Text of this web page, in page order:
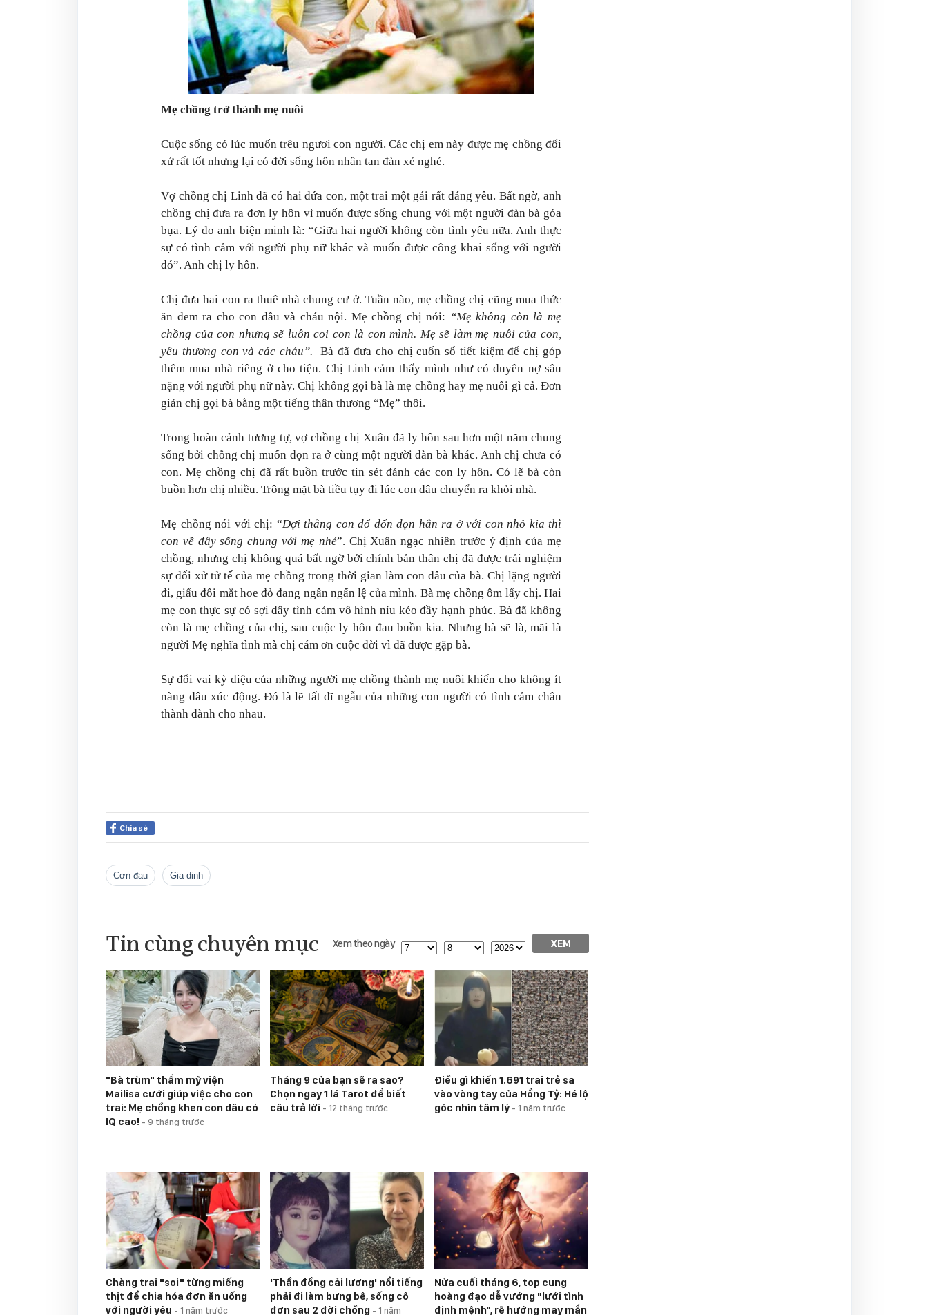
Mẹ chồng trở thành mẹ nuôi
Cuộc sống có lúc muốn trêu ngươi con người. Các chị em này được mẹ chồng đối
xử rất tốt nhưng lại có đời sống hôn nhân tan đàn xẻ nghé.
Vợ chồng chị Linh đã có hai đứa con, một trai một gái rất đáng yêu. Bất ngờ, anh
chồng chị đưa ra đơn ly hôn vì muốn được sống chung với một người đàn bà góa
bụa. Lý do anh biện minh là: “Giữa hai người không còn tình yêu nữa. Anh thực
sự có tình cảm với người phụ nữ khác và muốn được công khai sống với người
đó”. Anh chị ly hôn.
Chị đưa hai con ra thuê nhà chung cư ở. Tuần nào, mẹ chồng chị cũng mua thức
ăn đem ra cho con dâu và cháu nội. Mẹ chồng chị nói: “Mẹ không còn là mẹ
chồng của con nhưng sẽ luôn coi con là con mình. Mẹ sẽ làm mẹ nuôi của con,
yêu thương con và các cháu”.Bà đã đưa cho chị cuốn sổ tiết kiệm để chị góp
thêm mua nhà riêng ở cho tiện. Chị Linh cảm thấy mình như có duyên nợ sâu
nặng với người phụ nữ này. Chị không gọi bà là mẹ chồng hay mẹ nuôi gì cả. Đơn
giản chị gọi bà bằng một tiếng thân thương “Mẹ” thôi.
Trong hoàn cảnh tương tự, vợ chồng chị Xuân đã ly hôn sau hơn một năm chung
sống bởi chồng chị muốn dọn ra ở cùng một người đàn bà khác. Anh chị chưa có
con. Mẹ chồng chị đã rất buồn trước tin sét đánh các con ly hôn. Có lẽ bà còn
buồn hơn chị nhiều. Trông mặt bà tiều tụy đi lúc con dâu chuyển ra khỏi nhà.
Mẹ chồng nói với chị: “Đợi thằng con đổ đốn dọn hẳn ra ở với con nhỏ kia thì
con về đây sống chung với mẹ nhé”. Chị Xuân ngạc nhiên trước ý định của mẹ
chồng, nhưng chị không quá bất ngờ bởi chính bản thân chị đã được trải nghiệm
sự đối xử tử tế của mẹ chồng trong thời gian làm con dâu của bà. Chị lặng người
đi, giấu đôi mắt hoe đỏ đang ngân ngấn lệ của mình. Bà mẹ chồng ôm lấy chị. Hai
mẹ con thực sự có sợi dây tình cảm vô hình níu kéo đầy hạnh phúc. Bà đã không
còn là mẹ chồng của chị, sau cuộc ly hôn đau buồn kia. Nhưng bà sẽ là, mãi là
người Mẹ nghĩa tình mà chị cám ơn cuộc đời vì đã được gặp bà.
Sự đổi vai kỳ diệu của những người mẹ chồng thành mẹ nuôi khiến cho không ít
nàng dâu xúc động. Đó là lẽ tất dĩ ngẫu của những con người có tình cảm chân
thành dành cho nhau.
Chia sẻ
cơn đau gia dinh
Tin cùng chuyên mục Xem theo ngày XEM
"Bà trùm" thẩm mỹ viện
Mailisa cưới giúp việc cho con
trai: Mẹ chồng khen con dâu có
IQ cao! - 9 tháng trước
Tháng 9 của bạn sẽ ra sao?
Chọn ngay 1 lá Tarot để biết
câu trả lời - 12 tháng trước
Điều gì khiến 1.691 trai trẻ sa
vào vòng tay của Hồng Tỷ: Hé lộ
góc nhìn tâm lý - 1 năm trước
Chàng trai "soi" từng miếng
thịt để chia hóa đơn ăn uống
với người yêu - 1 năm trước
'Thần đồng cải lương' nổi tiếng
phải đi làm bưng bê, sống cô
đơn sau 2 đời chồng - 1 năm
Nửa cuối tháng 6, top cung
hoàng đạo dễ vướng "lưới tình
định mệnh", rẽ hướng may mắn